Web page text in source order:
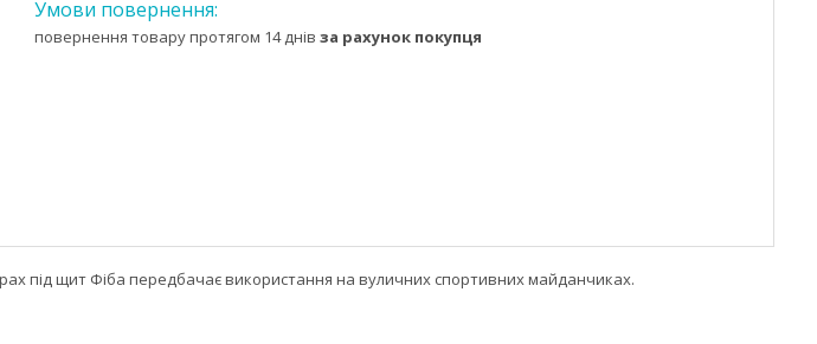
повернення товару протягом 14 днів за рахунок покупця
під щит Фіба передбачає використання на вуличних спортивних майданчиках.